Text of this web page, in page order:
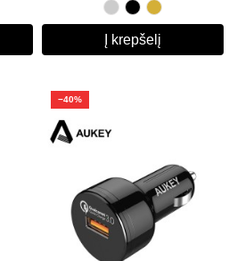
Sidabrinė
JuodaAuksinė
Į krepšelį
−40%